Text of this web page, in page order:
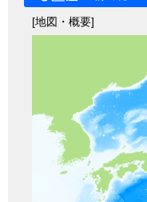
[地図・概要]